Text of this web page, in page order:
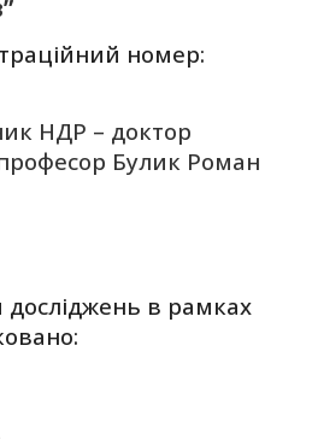
номер:
НДР – доктор
Булик Роман
досліджень в рамках